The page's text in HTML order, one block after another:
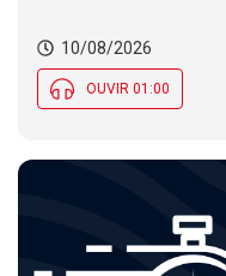
SC 10/08/2026
OUVIR 01:00